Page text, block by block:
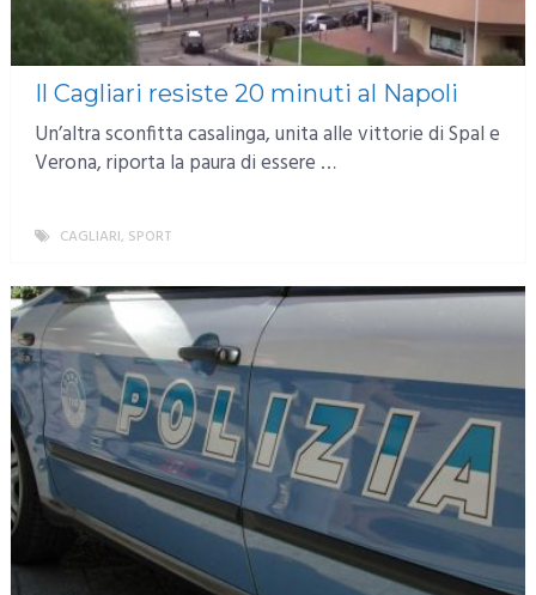
Il Cagliari resiste 20 minuti al Napoli
Un’altra sconfitta casalinga, unita alle vittorie di Spal e
Verona, riporta la paura di essere …
CAGLIARI, SPORT